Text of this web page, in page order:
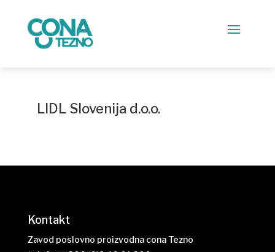
LIDL Slovenija d.o.o.
Kontakt
Zavod poslovno proizvodna cona Tezno